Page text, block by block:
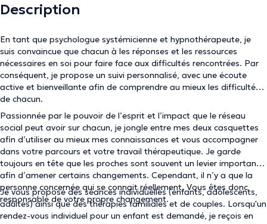
Description
En tant que psychologue systémicienne et hypnothérapeute, je
suis convaincue que chacun à les réponses et les ressources
nécessaires en soi pour faire face aux difficultés rencontrées. Par
conséquent, je propose un suivi personnalisé, avec une écoute
active et bienveillante afin de comprendre au mieux les difficultés
de chacun.
Passionnée par le pouvoir de l’esprit et l’impact que le réseau
social peut avoir sur chacun, je jongle entre mes deux casquettes
afin d’utiliser au mieux mes connaissances et vous accompagner
dans votre parcours et votre travail thérapeutique. Je garde
toujours en tête que les proches sont souvent un levier important
afin d’amener certains changements. Cependant, il n’y a que la
personne concernée qui se connait réellement. Vous êtes donc
responsable de votre propre changement.
Je vous propose des séances individuelles (enfants, adolescents,
adultes) ainsi que des thérapies familiales et de couples. Lorsqu'un
rendez-vous individuel pour un enfant est demandé, je reçois en